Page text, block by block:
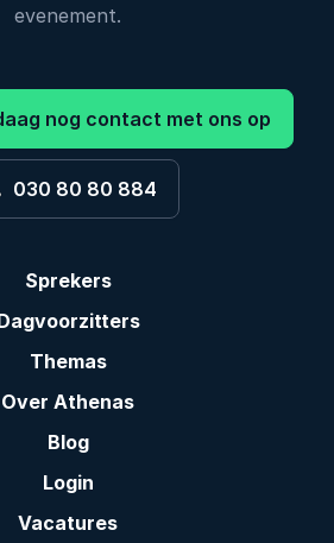
evenement.
nog contact met ons op
030 80 80 884
Sprekers
Themas
Over Athenas
Blog
Login
Vacatures